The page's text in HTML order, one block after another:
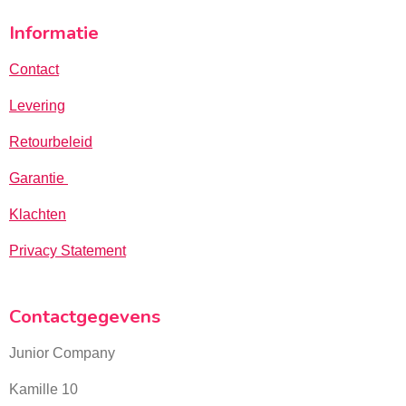
Informatie
Contact
Levering
Retourbeleid
Garantie
Klachten
Privacy Statement
Contactgegevens
Junior Company
Kamille 10